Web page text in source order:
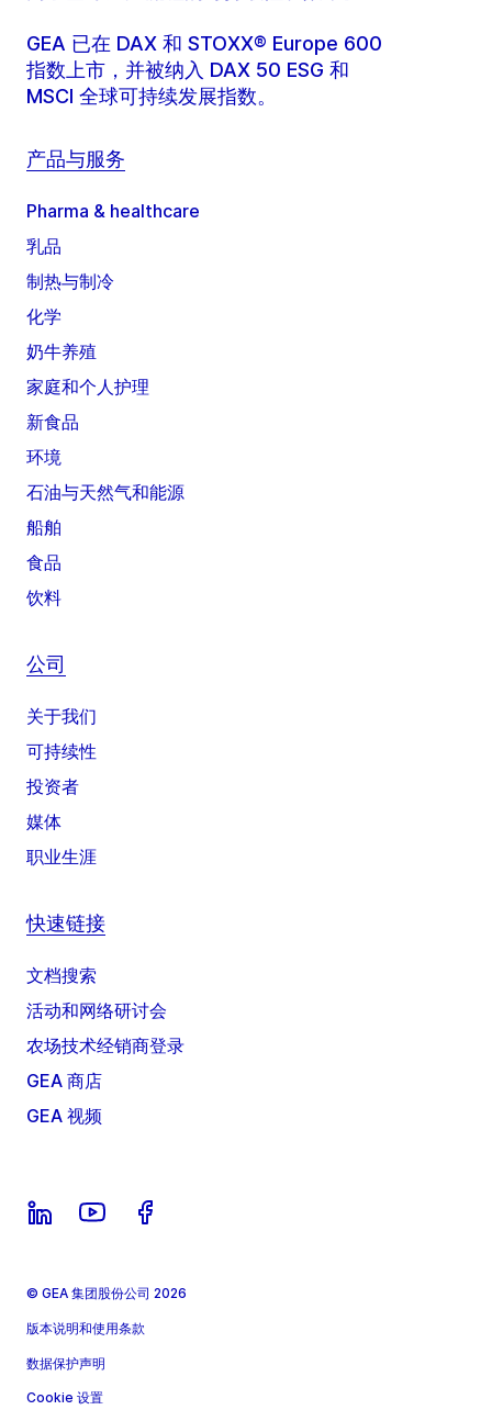
GEA 已在 DAX 和 STOXX® Europe 600
指数上市，并被纳入 DAX 50 ESG 和
MSCI 全球可持续发展指数。
产品与服务
Pharma & healthcare
乳品
制热与制冷
化学
奶牛养殖
家庭和个人护理
新食品
环境
石油与天然气和能源
船舶
食品
饮料
公司
关于我们
可持续性
投资者
媒体
职业生涯
快速链接
文档搜索
活动和网络研讨会
农场技术经销商登录
GEA 商店
GEA 视频
© GEA 集团股份公司 2026
版本说明和使用条款
数据保护声明
Cookie 设置